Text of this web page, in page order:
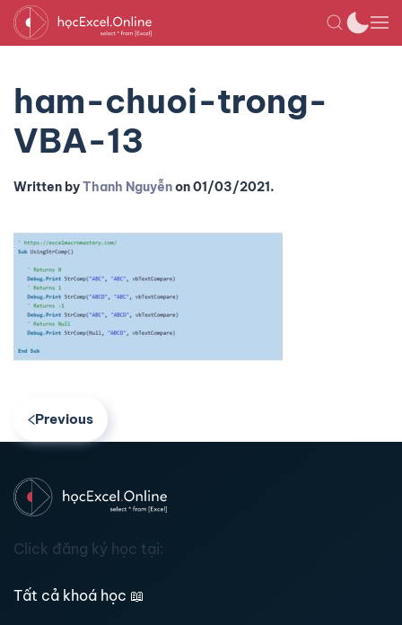
ham-chuoi-trong-
VBA-13
Written byThanh Nguyễnon01/03/2021.
Previous
Click đăng ký học tại:
Tất cả khoá học 📖